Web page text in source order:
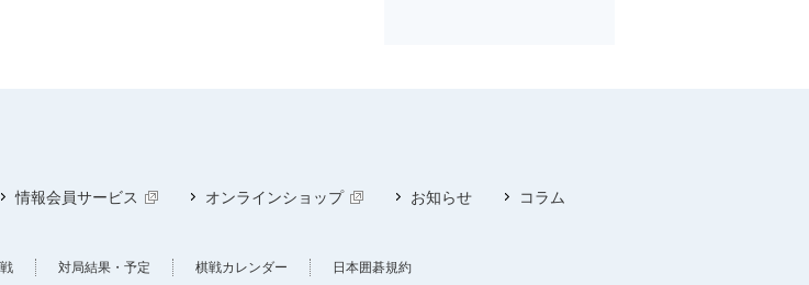
情報会員サービス オンラインショップ お知らせ コラム
対局結果・予定 棋戦カレンダー 日本囲碁規約